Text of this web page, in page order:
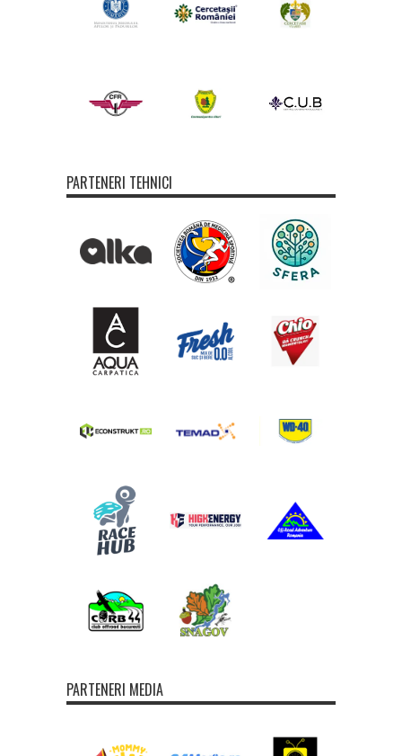
PARTENERI TEHNICI
PARTENERI MEDIA